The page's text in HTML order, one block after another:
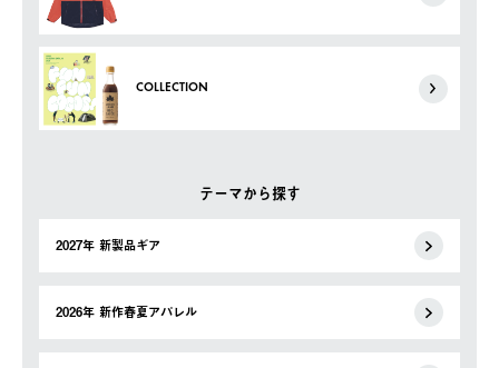
COLLECTION
テーマから探す
2027年 新製品ギア
2026年 新作春夏アパレル